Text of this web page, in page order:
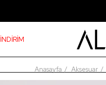
İNDİRİM
Anasayfa Aksesuar